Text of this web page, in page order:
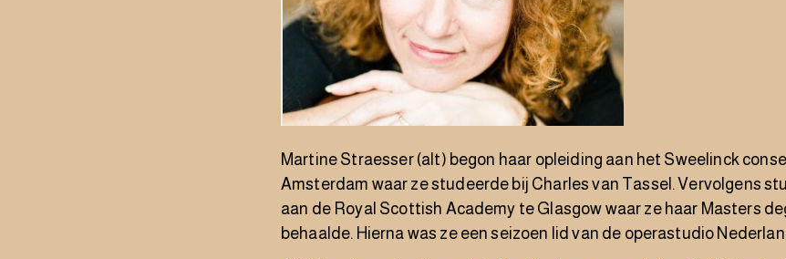
Martine Straesser(alt) begon haar opleiding aan het Sweelinck
Amsterdam waar ze studeerde bij Charles van Tassel. Vervolgens
aan de Royal Scottish Academy te Glasgow waar ze haar Masters
behaalde. Hierna was ze een seizoen lid van de operastudio